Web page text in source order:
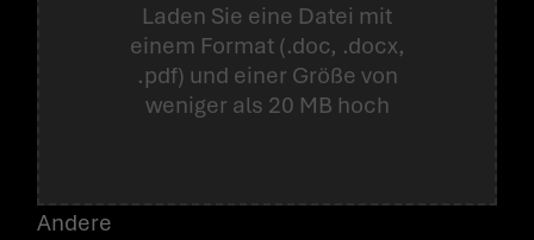
Laden Sie eine Datei mit
einem Format (.doc, .docx,
.pdf) und einer Größe von
weniger als 20 MB hoch
Andere